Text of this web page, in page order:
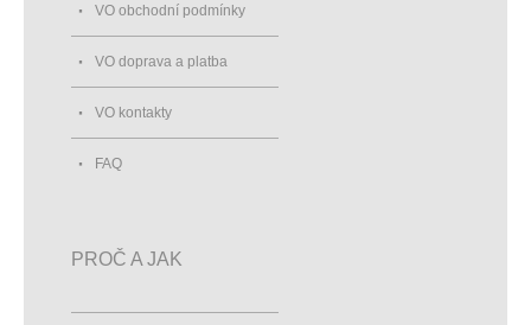
VO obchodní podmínky
VO doprava a platba
VO kontakty
FAQ
PROČ A JAK